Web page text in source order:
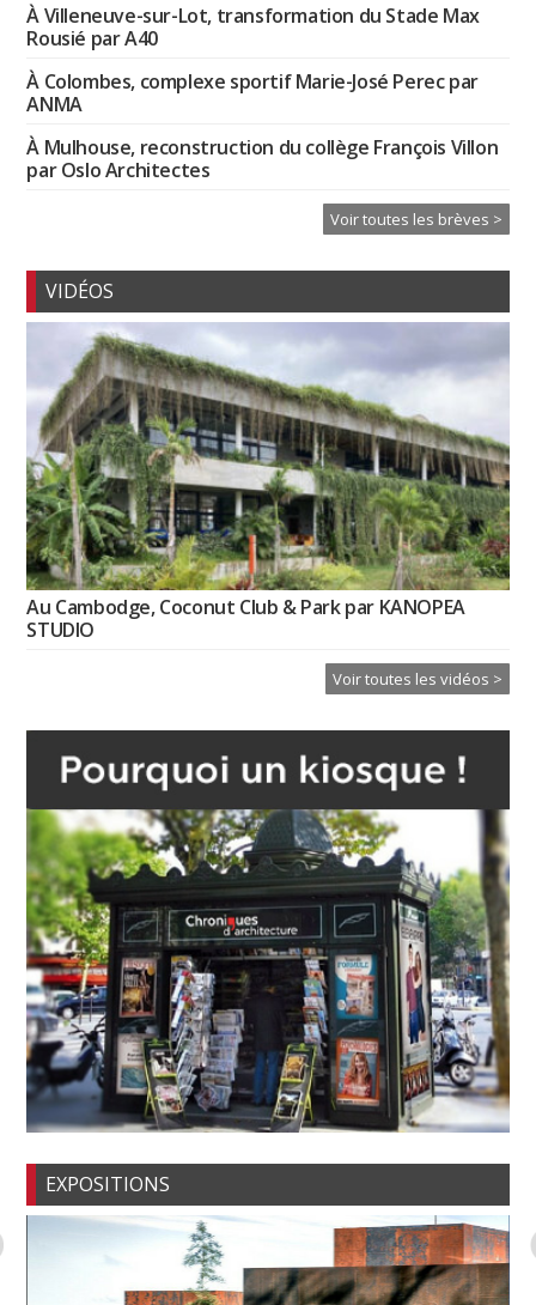
À Villeneuve-sur-Lot, transformation du Stade Max
Rousié par A40
À Colombes, complexe sportif Marie-José Perec par
ANMA
À Mulhouse, reconstruction du collège François Villon
par Oslo Architectes
Voir toutes les brèves >
VIDÉOS
Au Cambodge, Coconut Club & Park par KANOPEA
STUDIO
Voir toutes les vidéos >
EXPOSITIONS